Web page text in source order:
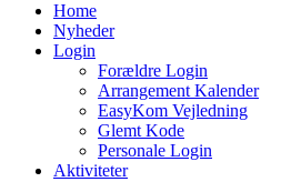
Home
Nyheder
Login
Forældre Login
Arrangement Kalender
EasyKom Vejledning
Glemt Kode
Personale Login
Aktiviteter